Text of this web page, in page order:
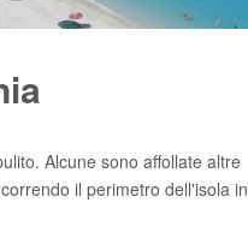
Alcune sono affollate altre
il perimetro dell'isola in